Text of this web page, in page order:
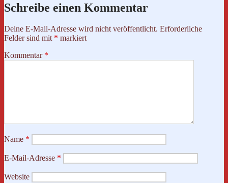
Schreibe einen Kommentar
Deine E-Mail-Adresse wird nicht veröffentlicht. Erforderliche
Felder sind mit * markiert
Kommentar *
Name *
E-Mail-Adresse *
Website